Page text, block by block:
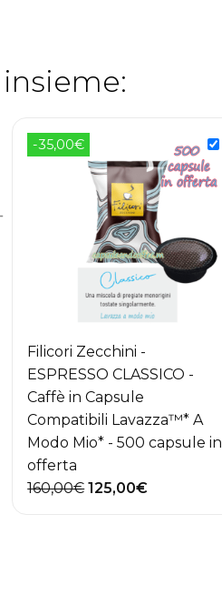
-35,00€
Filicori Zecchini -
ESPRESSO CLASSICO -
Caffè in Capsule
Compatibili Lavazza™* A
Modo Mio* - 500 capsule in
offerta
160,00€Il
125,00€Il